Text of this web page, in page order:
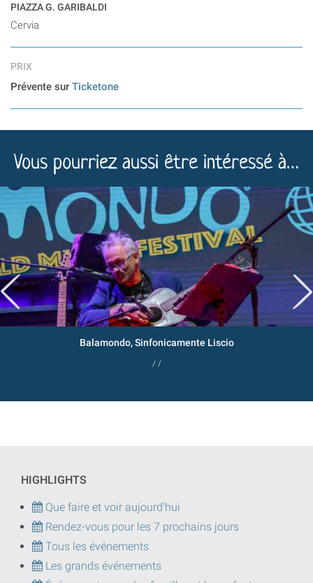
PIAZZA G. GARIBALDI
Cervia
PRIX
Prévente sur Ticketone
Vous pourriez aussi être intéressé à…
Balamondo, Sinfonicamente Liscio
/ /
HIGHLIGHTS
Que faire et voir aujourd'hui
Rendez-vous pour les 7 prochains jours
Tous les événements
Les grands événements